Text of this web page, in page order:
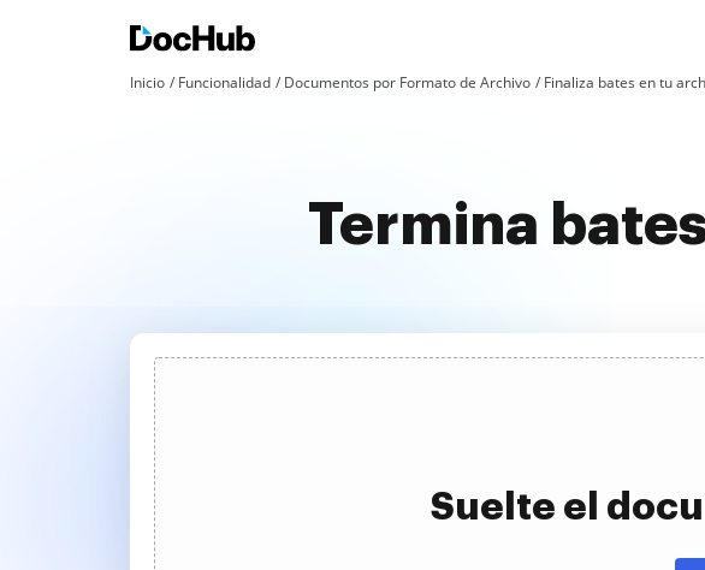
Inicio Funcionalidad Documentos por Formato de Archivo Finaliza bates en tu
Termina
Suelte el